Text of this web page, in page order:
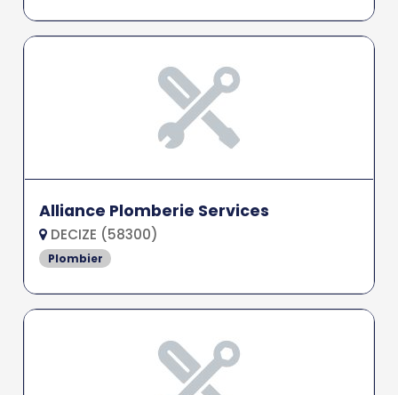
Alliance Plomberie Services
DECIZE (58300)
Plombier